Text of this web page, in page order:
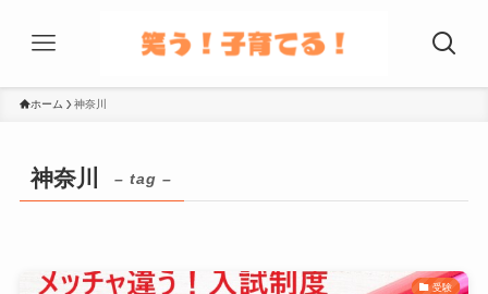
ホーム 神奈川
神奈川 – tag –
受験